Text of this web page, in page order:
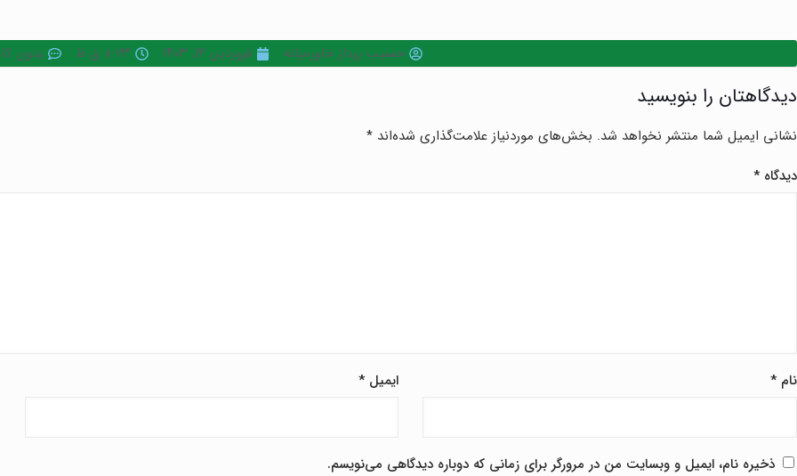
حسیب پرداز خاورمیانه فروردین ۱۴, ۱۴۰۳ ۸:۲۳ ق.ظ بدون
دیدگاهتان را بنویسید
نشانی ایمیل شما منتشر نخواهد شد. بخش‌های موردنیاز علامت‌گذاری شده‌اند *
دیدگاه*
نام* ایمیل*
ذخیره نام، ایمیل و وبسایت من در مرورگر برای زمانی که دوباره دیدگاهی می‌نویسم.